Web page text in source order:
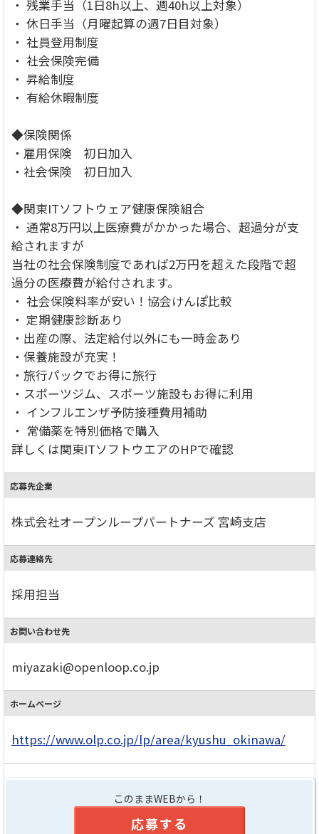
・ 残業手当（1日8h以上、週40h以上対象）
・ 休日手当（月曜起算の週7日目対象）
・ 社員登用制度
・ 社会保険完備
・ 昇給制度
・ 有給休暇制度
◆保険関係
・雇用保険 初日加入
・社会保険 初日加入
◆関東ITソフトウェア健康保険組合
・ 通常8万円以上医療費がかかった場合、超過分が支
給されますが
当社の社会保険制度であれば2万円を超えた段階で超
過分の医療費が給付されます。
・ 社会保険料率が安い！協会けんぽ比較
・ 定期健康診断あり
・出産の際、法定給付以外にも一時金あり
・保養施設が充実！
・旅行パックでお得に旅行
・スポーツジム、スポーツ施設もお得に利用
・ インフルエンザ予防接種費用補助
・ 常備薬を特別価格で購入
詳しくは関東ITソフトウエアのHPで確認
応募先企業
株式会社オープンループパートナーズ 宮崎支店
応募連絡先
採用担当
お問い合わせ先
miyazaki@openloop.co.jp
ホームページ
https://www.olp.co.jp/lp/area/kyushu_okinawa/
このままWEBから！
応募する